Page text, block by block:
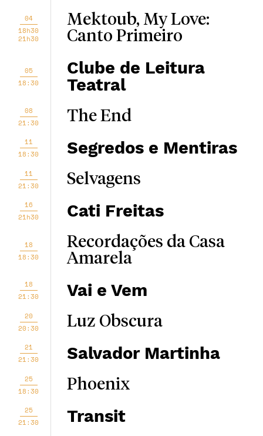
04
18h30
21h30
Mektoub, My Love:
Canto Primeiro
05
18:30
Clube de Leitura
Teatral
08
21:30
The End
11
18:30
Segredos e Mentiras
11
21:30
Selvagens
16
21h30
Cati Freitas
18
18:30
Recordações da Casa
Amarela
18
21:30
Vai e Vem
20
20:30
Luz Obscura
21
21:30
Salvador Martinha
25
18:30
Phoenix
25
21:30
Transit